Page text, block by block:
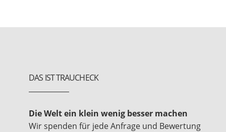
DAS IST TRAUCHECK
Die Welt ein klein wenig besser machen
Wir spenden für jede Anfrage und Bewertung